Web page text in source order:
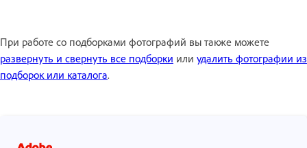
При работе со подборками фотографий вы также можете
развернуть и свернуть все подборки или удалить фотографии из
подборок или каталога.